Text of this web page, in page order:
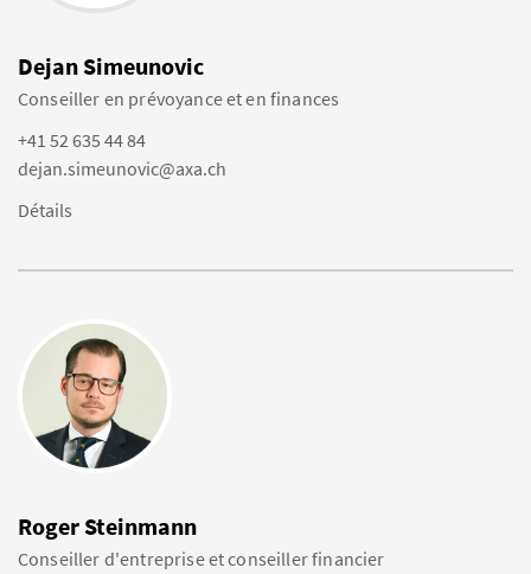
Dejan Simeunovic
Conseiller en prévoyance et en finances
+41 52 635 44 84
dejan.simeunovic@axa.ch
Détails
Roger Steinmann
Conseiller d'entreprise et conseiller financier